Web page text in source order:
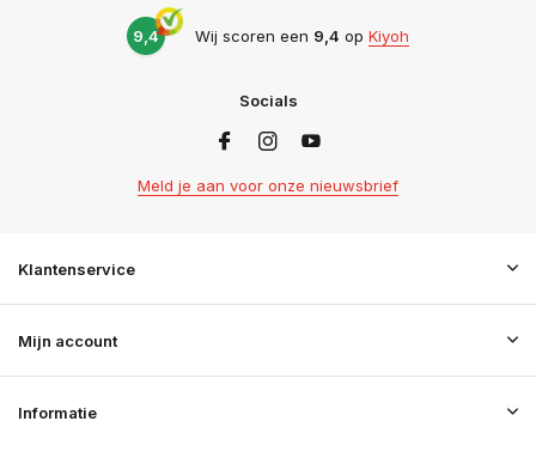
9,4 Wij scoren een 9,4 op Kiyoh
Socials
Meld je aan voor onze nieuwsbrief
Klantenservice
Mijn account
Informatie